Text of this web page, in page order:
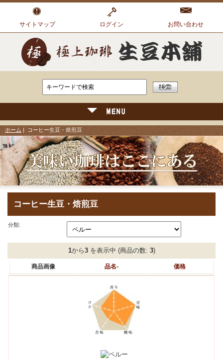
サイトマップ ログイン お問い合わせ
ホーム | コーヒー生豆・焙煎豆
コーヒー生豆・焙煎豆
分類:
1から3を表示中 (商品の数: 3)
商品画像 品名- 価格